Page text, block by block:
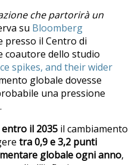
che partorirà un
su Bloomberg
presso il Centro di
coautore dello studio
spikes, and their wider
globale dovesse
una pressione
entro il 2035 il cambiamento
tra 0,9 e 3,2 punti
globale ogni anno,